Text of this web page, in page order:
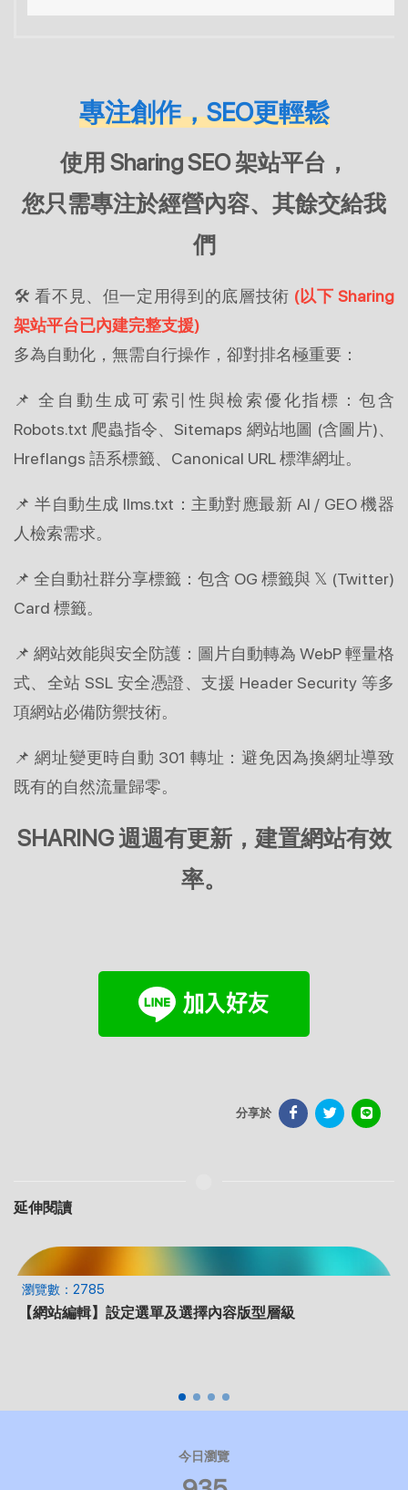
專注創作，SEO更輕鬆
使用 Sharing SEO 架站平台，
您只需專注於經營內容、其餘交給我
們
🛠 看不見、但一定用得到的底層技術 (以下 Sharing
架站平台已內建完整支援)
多為自動化，無需自行操作，卻對排名極重要：
📌 全自動生成可索引性與檢索優化指標：包含
Robots.txt 爬蟲指令、Sitemaps 網站地圖 (含圖片)、
Hreflangs 語系標籤、Canonical URL 標準網址。
📌 半自動生成 llms.txt：主動對應最新 AI / GEO 機器
人檢索需求。
📌 全自動社群分享標籤：包含 OG 標籤與 𝕏 (Twitter)
Card 標籤。
📌 網站效能與安全防護：圖片自動轉為 WebP 輕量格
式、全站 SSL 安全憑證、支援 Header Security 等多
項網站必備防禦技術。
📌 網址變更時自動 301 轉址：避免因為換網址導致
既有的自然流量歸零。
SHARING 週週有更新，建置網站有效
率。
分享於
延伸閱讀
瀏覽數：2696
【進階行銷設定】設定GSC-免費的Google成效分析
今日瀏覽